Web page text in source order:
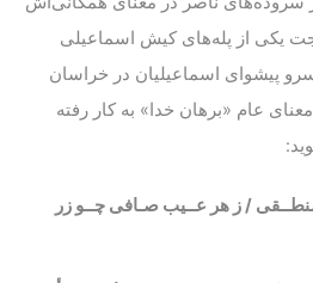
یکی از پله‌های کیش اسماعیلی
پیشوای اسماعیلیان در خراسان
عام «برهان خدا» به کار رفته
/ ز هر عــیب صـافی چــو زر